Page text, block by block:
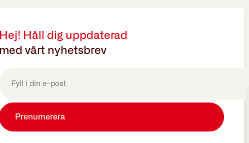
Hej! Håll dig uppdaterad
med vårt nyhetsbrev
post
(Obligatoriskt)